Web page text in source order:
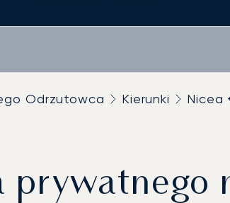
Odrzutowca Kierunki Nicea
prywatnego